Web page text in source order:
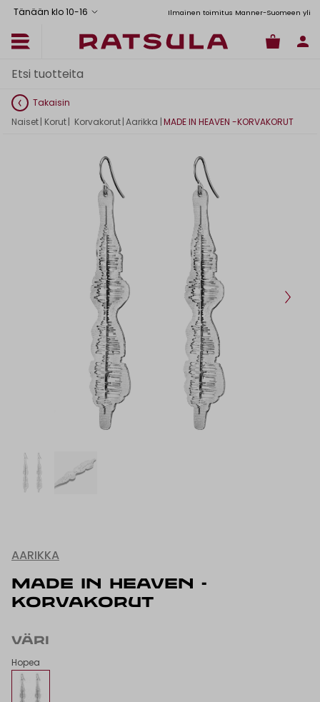
Tänään klo 10-16
Toimituskulut alk. 6,90€ Ilmainen toimitus Manner-Suomeen yli
Takaisin
Naiset| Korut| Korvakorut |Aarikka |MADE IN HEAVEN -KORVAKORUT
AARIKKA
MADE IN HEAVEN -
KORVAKORUT
VÄRI
Hopea